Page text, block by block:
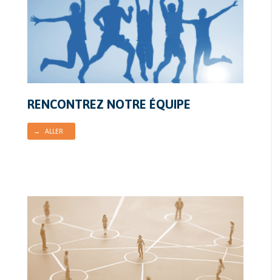
RENCONTREZ NOTRE ÉQUIPE
→ ALLER